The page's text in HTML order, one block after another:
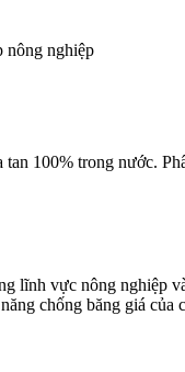
nông nghiệp
100% trong nước.
lĩnh vực nông
chống băng giá